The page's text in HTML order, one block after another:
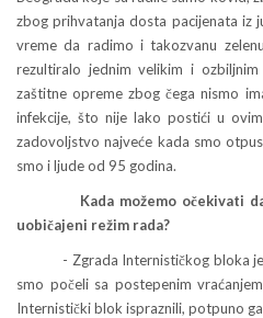
zbog prihvatanja dosta pacijenata iz
vreme da radimo i takozvanu
rezultiralo jednim velikim i
zaštitne opreme zbog čega nismo
infekcije, što nije lako postići u
zadovoljstvo najveće kada smo
smo i ljude od 95 godina.
Kada možemo očekivati
uobičajeni režim rada?
- Zgrada Internističkog bloka je
smo počeli sa postepenim
Internistički blok ispraznili, potpuno